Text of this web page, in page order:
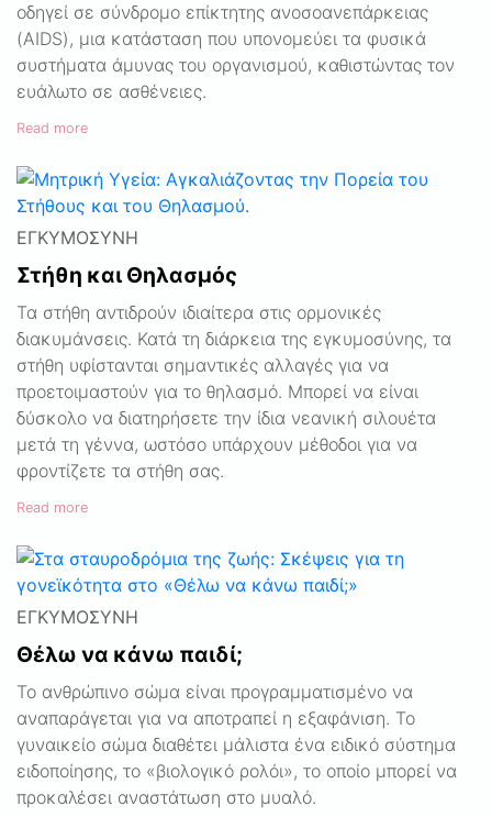
οδηγεί σε σύνδρομο επίκτητης ανοσοανεπάρκειας
(AIDS), μια κατάσταση που υπονομεύει τα φυσικά
συστήματα άμυνας του οργανισμού, καθιστώντας τον
ευάλωτο σε ασθένειες.
Read more
ΕΓΚΥΜΟΣΎΝΗ
Στήθη και Θηλασμός
Τα στήθη αντιδρούν ιδιαίτερα στις ορμονικές
διακυμάνσεις. Κατά τη διάρκεια της εγκυμοσύνης, τα
στήθη υφίστανται σημαντικές αλλαγές για να
προετοιμαστούν για το θηλασμό. Μπορεί να είναι
δύσκολο να διατηρήσετε την ίδια νεανική σιλουέτα
μετά τη γέννα, ωστόσο υπάρχουν μέθοδοι για να
φροντίζετε τα στήθη σας.
Read more
ΕΓΚΥΜΟΣΎΝΗ
Θέλω να κάνω παιδί;
Το ανθρώπινο σώμα είναι προγραμματισμένο να
αναπαράγεται για να αποτραπεί η εξαφάνιση. Το
γυναικείο σώμα διαθέτει μάλιστα ένα ειδικό σύστημα
ειδοποίησης, το «βιολογικό ρολόι», το οποίο μπορεί να
προκαλέσει αναστάτωση στο μυαλό.